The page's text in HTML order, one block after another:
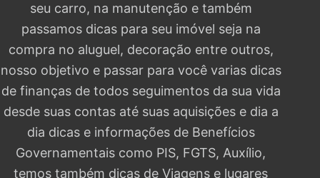
seu carro, na manutenção e também
passamos dicas para seu imóvel seja na
compra no aluguel, decoração entre outros,
nosso objetivo e passar para você varias dicas
de finanças de todos seguimentos da sua vida
desde suas contas até suas aquisições e dia a
dia dicas e informações de Benefícios
Governamentais como PIS, FGTS, Auxílio,
temos também dicas de Viagens e lugares